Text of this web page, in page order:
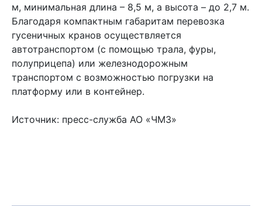
м, минимальная длина – 8,5 м, а высота – до 2,7 м.
Благодаря компактным габаритам перевозка
гусеничных кранов осуществляется
автотранспортом (с помощью трала, фуры,
полуприцепа) или железнодорожным
транспортом с возможностью погрузки на
платформу или в контейнер.
Источник: пресс-служба АО «ЧМЗ»